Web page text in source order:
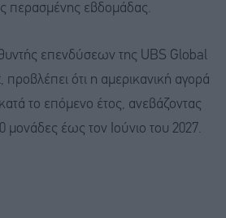
περασμένης εβδομάδας.
επενδύσεων της UBS Global
ότι η αμερικανική αγορά
το επόμενο έτος, ανεβάζοντας
μονάδες έως τον Ιούνιο του 2027.